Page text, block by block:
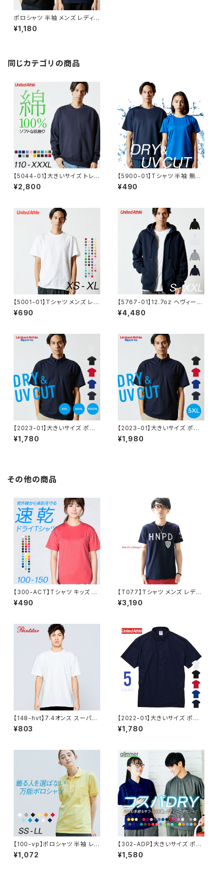
ポロシャツ 半袖 メンズ レディー
ス 無地 白 シンプル きれい目 吸
汗速乾 クールビズ スポーツ ゴ
学 通勤 服 4.7オンス
¥1,180
同じカテゴリの商品
【5044-01】大きいサイズ トレ
ーナー メンズ レディース クルー
ネックスウェット 裏毛 XXXL
¥2,800
【5900-01】Tシャツ 半袖 無地
メンズ レディース ドライTシャツ
4.4オンス DRY 介護 スポーツ
¥490
【5001-01】Tシャツ メンズ レデ
ィース 無地 半袖 シンプル おし
ゃれ 重ね着 インナー ハイクオ
服
¥690
【5767-01】12.7oz ヘヴィーウ
エイト スウェット ジップパーカ
ー 裏パイル 無地 メンズ レディ
¥4,480
【2023-01】大きいサイズ ポロ
シャツ メンズ レディース 半袖
4.7オンス スペシャルドライ鹿
¥1,780
【2023-01】大きいサイズ ポロ
シャツ メンズ レディース 半袖
4.7オンス スペシャルドライ鹿
¥1,980
その他の商品
【300-ACT】Tシャツ キッズ 無
地 シンプル 薄手 涼しい 吸汗速
乾 UVカット 日除け ドライ DRY
型カバー コンパクト アウトドア
スポーツ ランニング マラソン 運
動会 ジム ウォーキング SALE
％OFF glimmer グリマー ドラ
¥490
【T077】Tシャツ メンズ レディ
ース 半袖 ファッション トップス
綿 おもしろ オリジナル ロゴ ア
限定 おしゃれ シンプル プリント
メッセージ 男女兼用 サイズ 服
春 夏 HNPD
¥3,190
【148-hvt】7.4オンス スーパー
ヘビーTシャツ
¥803
【2022-01】大きいサイズ ポロ
シャツ メンズ レディース 半袖
4.7オンス スペシャルドライ鹿
¥1,780
【100-vp】ポロシャツ 半袖 レデ
ィース 無地 メンズ UVカット 形
状安定 厚手 ポケット 春 夏 父
¥1,072
【302-ADP】大きいサイズ ポロ
シャツ メンズ レディース 半袖
4.4オンス ドライポロシャツ 3
¥1,580